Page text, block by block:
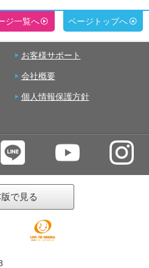
ジ一覧へ ページトップへ
お客様サポート
会社概要
個人情報保護方針
で見る